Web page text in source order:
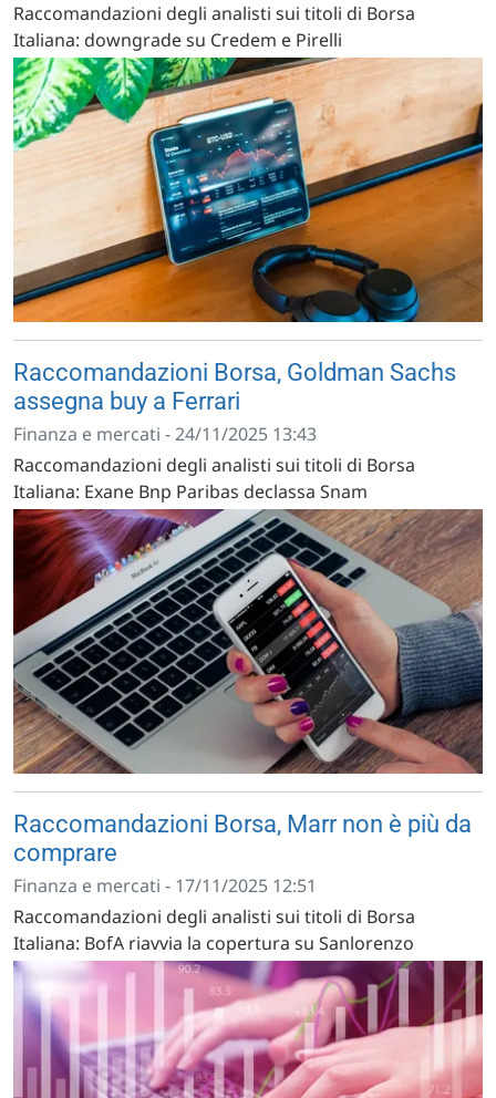
Raccomandazioni degli analisti sui titoli di Borsa
Italiana: downgrade su Credem e Pirelli
Raccomandazioni Borsa, Goldman Sachs
assegna buy a Ferrari
Finanza e mercati - 24/11/2025 13:43
Raccomandazioni degli analisti sui titoli di Borsa
Italiana: Exane Bnp Paribas declassa Snam
Raccomandazioni Borsa, Marr non è più da
comprare
Finanza e mercati - 17/11/2025 12:51
Raccomandazioni degli analisti sui titoli di Borsa
Italiana: BofA riavvia la copertura su Sanlorenzo